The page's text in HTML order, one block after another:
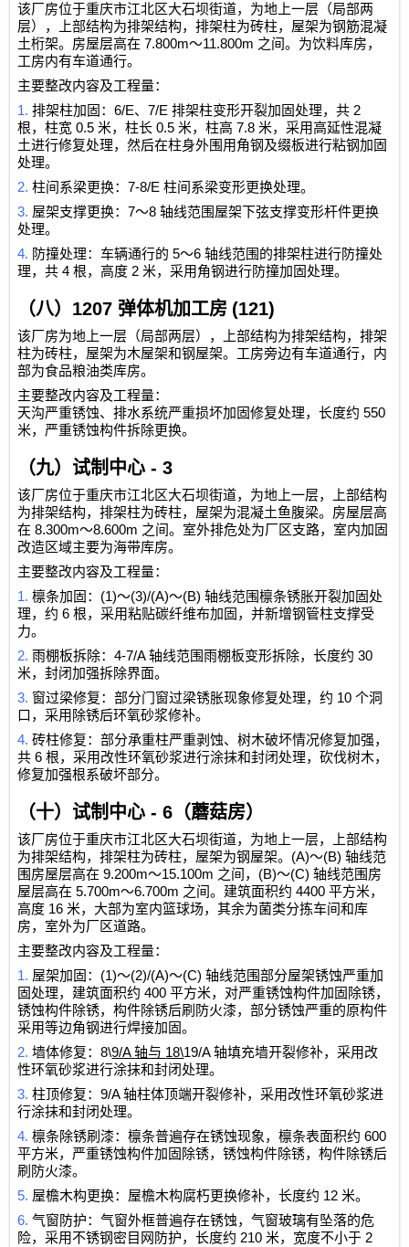
该厂房位于重庆市江北区大石坝街道，为地上一层（局部两
层），上部结构为排架结构，排架柱为砖柱，屋架为钢筋混凝
土桁架。房屋层高在 7.800m～11.800m 之间。为饮料库房，
工房内有车道通行。
主要整改内容及工程量：
1.排架柱加固：6/E、7/E排架柱变形开裂加固处理，共2
根，柱宽0.5米，柱长0.5米，柱高7.8米，采用高延性混凝
土进行修复处理，然后在柱身外围用角钢及缀板进行粘钢加固
处理。
2.柱间系梁更换：7-8/E柱间系梁变形更换处理。
3. 屋架支撑更换：7～8轴线范围屋架下弦支撑变形杆件更换
处理。
4. 防撞处理：车辆通行的 5～6轴线范围的排架柱进行防撞处
理，共4根，高度2米，采用角钢进行防撞加固处理。
（八） 1207 弹体机加工房 (121)
该厂房为地上一层（局部两层），上部结构为排架结构，排架
柱为砖柱，屋架为木屋架和钢屋架。工房旁边有车道通行，内
部为食品粮油类库房。
主要整改内容及工程量：
天沟严重锈蚀、排水系统严重损坏加固修复处理，长度约 550
米，严重锈蚀构件拆除更换。
（九）试制中心 - 3
该厂房位于重庆市江北区大石坝街道，为地上一层，上部结构
为排架结构，排架柱为砖柱，屋架为混凝土鱼腹梁。房屋层高
在 8.300m～8.600m 之间。室外排危处为厂区支路，室内加固
改造区域主要为海带库房。
主要整改内容及工程量：
1.檩条加固： (1)～(3)/(A)～(B)轴线范围檩条锈胀开裂加固处
理，约6根，采用粘贴碳纤维布加固，并新增钢管柱支撑受
力。
2.雨棚板拆除：4-7/A轴线范围雨棚板变形拆除，长度约30
米，封闭加强拆除界面。
3. 窗过梁修复：部分门窗过梁锈胀现象修复处理，约 10个洞
口，采用除锈后环氧砂浆修补。
4.砖柱修复：部分承重柱严重剥蚀、树木破坏情况修复加强，
共 6根，采用改性环氧砂浆进行涂抹和封闭处理，砍伐树木，
修复加强根系破坏部分。
（十）试制中心 - 6 （蘑菇房）
该厂房位于重庆市江北区大石坝街道，为地上一层，上部结构
为排架结构，排架柱为砖柱，屋架为钢屋架。 (A)～(B)轴线范
围房屋层高在9.200m～15.100m 之间， (B)～(C)轴线范围房
屋层高在5.700m～6.700m 之间。建筑面积约4400平方米，
高度 16米，大部为室内篮球场，其余为菌类分拣车间和库
房，室外为厂区道路。
主要整改内容及工程量：
1. 屋架加固： (1)～(2)/(A)～(C)轴线范围部分屋架锈蚀严重加
固处理，建筑面积约400平方米，对严重锈蚀构件加固除锈，
锈蚀构件除锈，构件除锈后刷防火漆，部分锈蚀严重的原构件
采用等边角钢进行焊接加固。
2.墙体修复：8\9/A轴与 18\19/A轴填充墙开裂修补，采用改
性环氧砂浆进行涂抹和封闭处理。
3.柱顶修复：9/A轴柱体顶端开裂修补，采用改性环氧砂浆进
行涂抹和封闭处理。
4.檩条除锈刷漆：檩条普遍存在锈蚀现象，檩条表面积约 600
平方米，严重锈蚀构件加固除锈，锈蚀构件除锈，构件除锈后
刷防火漆。
5. 屋檐木构更换：屋檐木构腐朽更换修补，长度约 12米。
6.气窗防护：气窗外框普遍存在锈蚀，气窗玻璃有坠落的危
险，采用不锈钢密目网防护，长度约 210米，宽度不小于2